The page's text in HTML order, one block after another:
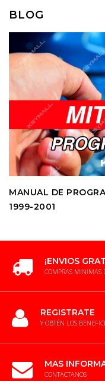
BLOG
MANUAL DE
1999-2001
¡ENVIOS
COMPRAS MINIMAS
REGISTRATE
Y OBTÉN LOS
MAS
CONTACTANOS